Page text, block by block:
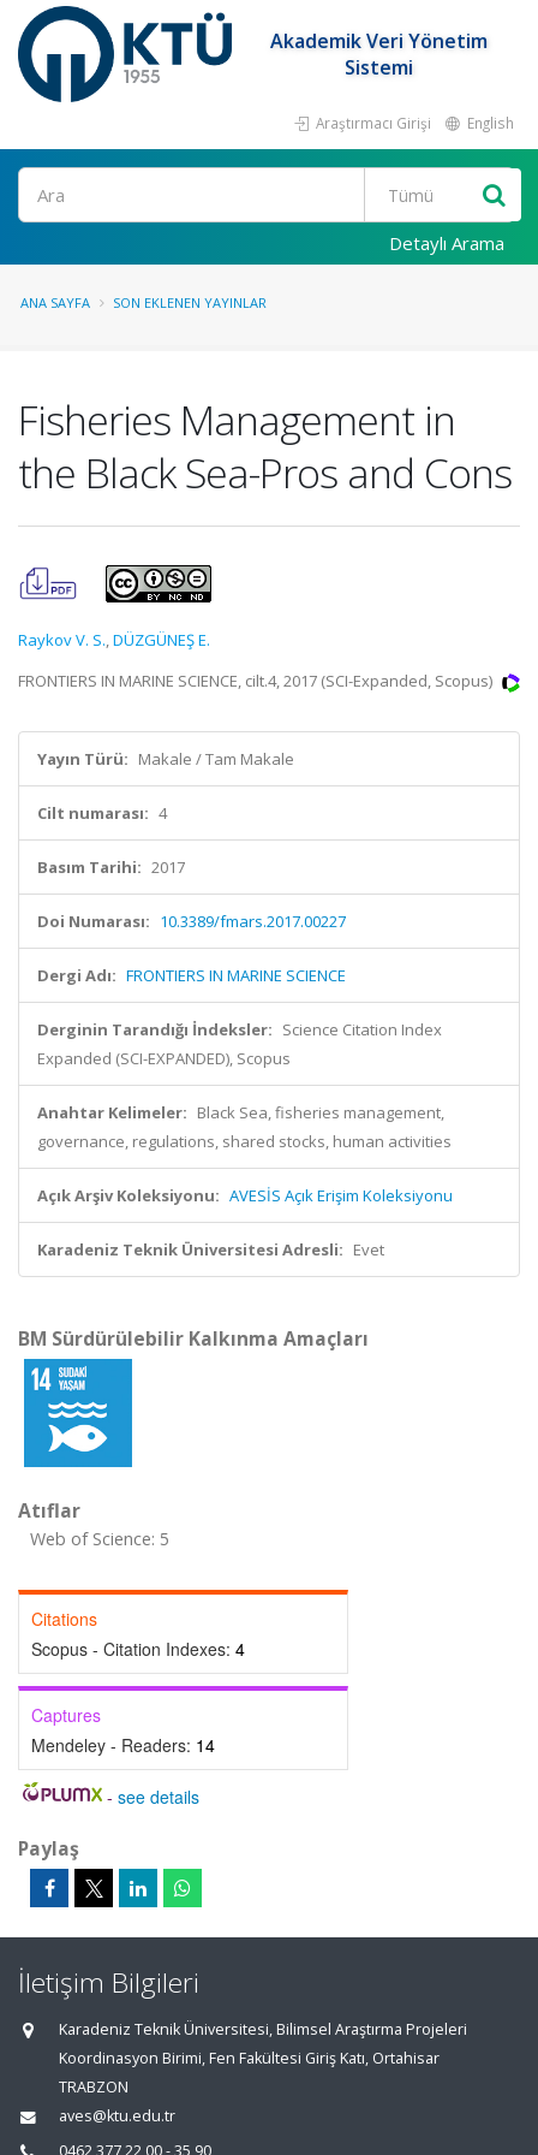
Akademik Veri Yönetim
Sistemi
Araştırmacı Girişi English
Ara
Detaylı Arama
ANA SAYFA SON EKLENEN YAYINLAR
Fisheries Management in
the Black Sea-Pros and Cons
Raykov V. S.,DÜZGÜNEŞ E.
FRONTIERS IN MARINE SCIENCE, cilt.4, 2017 (SCI-Expanded, Scopus)
Yayın Türü: Makale / Tam Makale
Cilt numarası: 4
Basım Tarihi: 2017
Doi Numarası: 10.3389/fmars.2017.00227
Dergi Adı: FRONTIERS IN MARINE SCIENCE
Derginin Tarandığı İndeksler: Science Citation Index
Expanded (SCI-EXPANDED), Scopus
Anahtar Kelimeler: Black Sea, fisheries management,
governance, regulations, shared stocks, human activities
Açık Arşiv Koleksiyonu: AVESİS Açık Erişim Koleksiyonu
Karadeniz Teknik Üniversitesi Adresli: Evet
BM Sürdürülebilir Kalkınma Amaçları
Atıflar
Web of Science: 5
Citations
Scopus - Citation Indexes: 4
Captures
Mendeley - Readers: 14
- see details
Paylaş
İletişim Bilgileri
Karadeniz Teknik Üniversitesi, Bilimsel Araştırma Projeleri
Koordinasyon Birimi, Fen Fakültesi Giriş Katı, Ortahisar
TRABZON
aves@ktu.edu.tr
0462 377 22 00 - 35 90